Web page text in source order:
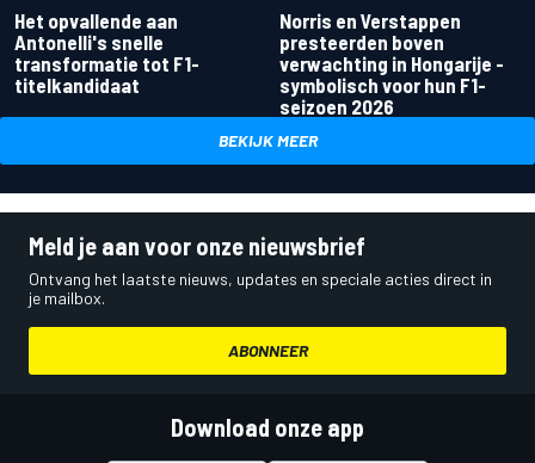
Het opvallende aan
Antonelli's snelle
transformatie tot F1-
titelkandidaat
Norris en Verstappen
presteerden boven
verwachting in Hongarije -
symbolisch voor hun F1-
seizoen 2026
BEKIJK MEER
Meld je aan voor onze nieuwsbrief
Ontvang het laatste nieuws, updates en speciale acties direct in
je mailbox.
ABONNEER
Download onze app